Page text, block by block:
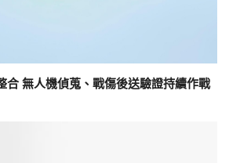
合 無人機偵蒐、戰傷後送驗證持續作戰